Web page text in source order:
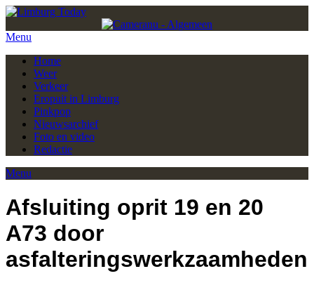
Menu
Home
Weer
Verkeer
Eropuit in Limburg
Pinkpop
Nieuwsarchief
Foto en video
Redactie
Menu
Afsluiting oprit 19 en 20
A73 door
asfalteringswerkzaamheden